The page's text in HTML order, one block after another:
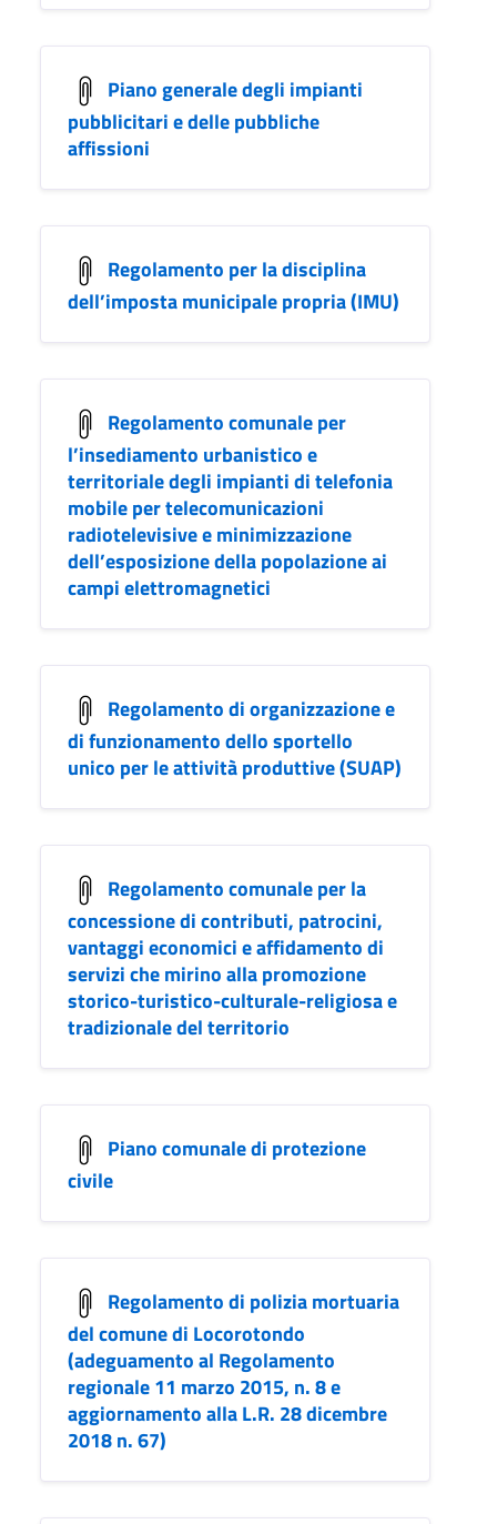
Piano generale degli impianti
pubblicitari e delle pubbliche
affissioni
Regolamento per la disciplina
dell’imposta municipale propria (IMU)
Regolamento comunale per
l’insediamento urbanistico e
territoriale degli impianti di telefonia
mobile per telecomunicazioni
radiotelevisive e minimizzazione
dell’esposizione della popolazione ai
campi elettromagnetici
Regolamento di organizzazione e
di funzionamento dello sportello
unico per le attività produttive (SUAP)
Regolamento comunale per la
concessione di contributi, patrocini,
vantaggi economici e affidamento di
servizi che mirino alla promozione
storico-turistico-culturale-religiosa e
tradizionale del territorio
Piano comunale di protezione
civile
Regolamento di polizia mortuaria
del comune di Locorotondo
(adeguamento al Regolamento
regionale 11 marzo 2015, n. 8 e
aggiornamento alla L.R. 28 dicembre
2018 n. 67)